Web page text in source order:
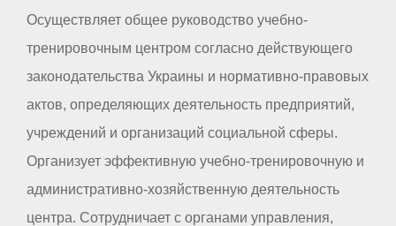
Осуществляет общее руководство учебно-
тренировочным центром согласно действующего
законодательства Украины и нормативно-правовых
актов, определяющих деятельность предприятий,
учреждений и организаций социальной сферы.
Организует эффективную учебно-тренировочную и
административно-хозяйственную деятельность
центра. Сотрудничает с органами управления,